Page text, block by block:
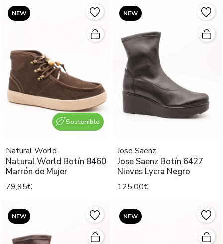
Sostenible
NEW
Natural World
Natural World Botín 8460
Marrón de Mujer
79,95€
NEW
Jose Saenz
Jose Saenz Botín 6427
Nieves Lycra Negro
125,00€
NEW NEW